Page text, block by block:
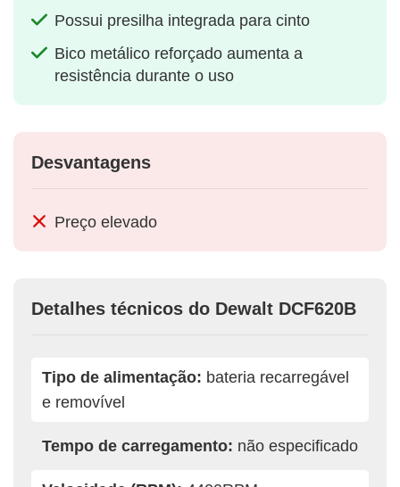
Possui presilha integrada para cinto
Bico metálico reforçado aumenta a
resistência durante o uso
Desvantagens
Preço elevado
Detalhes técnicos do Dewalt DCF620B
Tipo de alimentação: bateria recarregável
e removível
Tempo de carregamento: não especificado